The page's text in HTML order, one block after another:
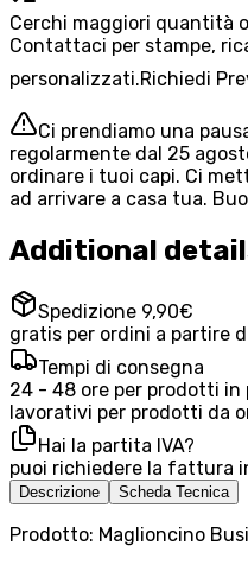
Cerchi maggiori quantità
Contattaci per stampe,
personalizzati.Richiedi
Ci prendiamo una
regolarmente dal 25
ordinare i tuoi capi. Ci
ad arrivare a casa tua.
Additional
Spedizione 9,90€
gratis per ordini a partire
Tempi di consegna
24 - 48 ore per prodotti in
lavorativi per prodotti da
Hai la partita IVA?
puoi richiedere la fattura
Descrizione Scheda Tecnica
Prodotto: Maglioncino